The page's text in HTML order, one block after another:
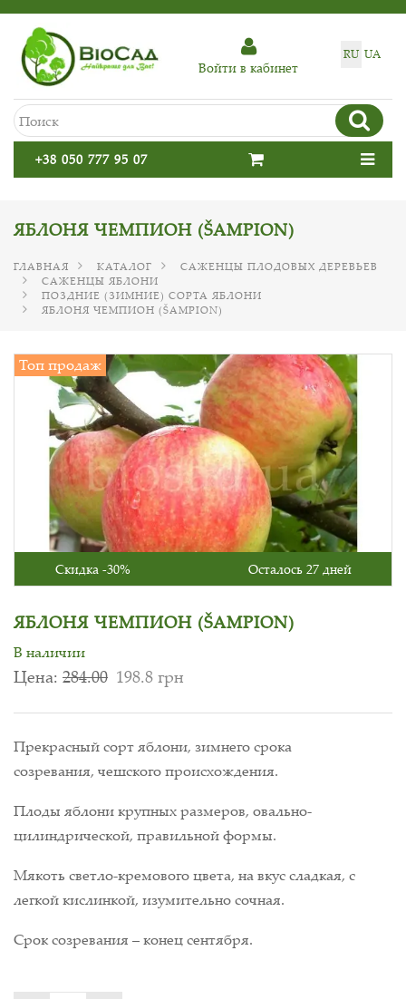
RU UA
Войти в кабинет
+38 050 777 95 07
ЯБЛОНЯ ЧЕМПИОН (ŠAMPION)
ГЛАВНАЯ КАТАЛОГ
САЖЕНЦЫ ПЛОДОВЫХ ДЕРЕВЬЕВ
САЖЕНЦЫ ЯБЛОНИ
ПОЗДНИЕ (ЗИМНИЕ) СОРТА ЯБЛОНИ
ЯБЛОНЯ ЧЕМПИОН (ŠAMPION)
Топ продаж
Скидка -30% Осталось 27 дней
ЯБЛОНЯ ЧЕМПИОН (ŠAMPION)
В наличии
Цена: 284.00 198.8 грн
Прекрасный сорт яблони, зимнего срока
созревания, чешского происхождения.
Плоды яблони крупных размеров, овально-
цилиндрической, правильной формы.
Мякоть светло-кремового цвета, на вкус сладкая, с
легкой кислинкой, изумительно сочная.
Срок созревания – конец сентября.